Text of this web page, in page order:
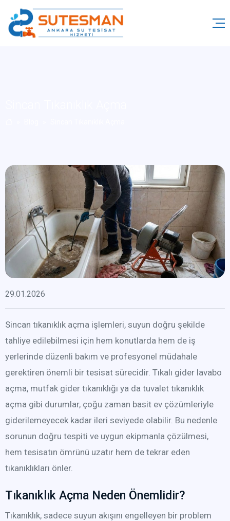
29.01.2026
Sincan tıkanıklık açma işlemleri, suyun doğru şekilde
tahliye edilebilmesi için hem konutlarda hem de iş
yerlerinde düzenli bakım ve profesyonel müdahale
gerektiren önemli bir tesisat sürecidir. Tıkalı gider lavabo
açma, mutfak gider tıkanıklığı ya da tuvalet tıkanıklık
açma gibi durumlar, çoğu zaman basit ev çözümleriyle
giderilemeyecek kadar ileri seviyede olabilir. Bu nedenle
sorunun doğru tespiti ve uygun ekipmanla çözülmesi,
hem tesisatın ömrünü uzatır hem de tekrar eden
tıkanıklıkları önler.
Tıkanıklık Açma Neden Önemlidir?
Tıkanıklık, sadece suyun akışını engelleyen bir problem